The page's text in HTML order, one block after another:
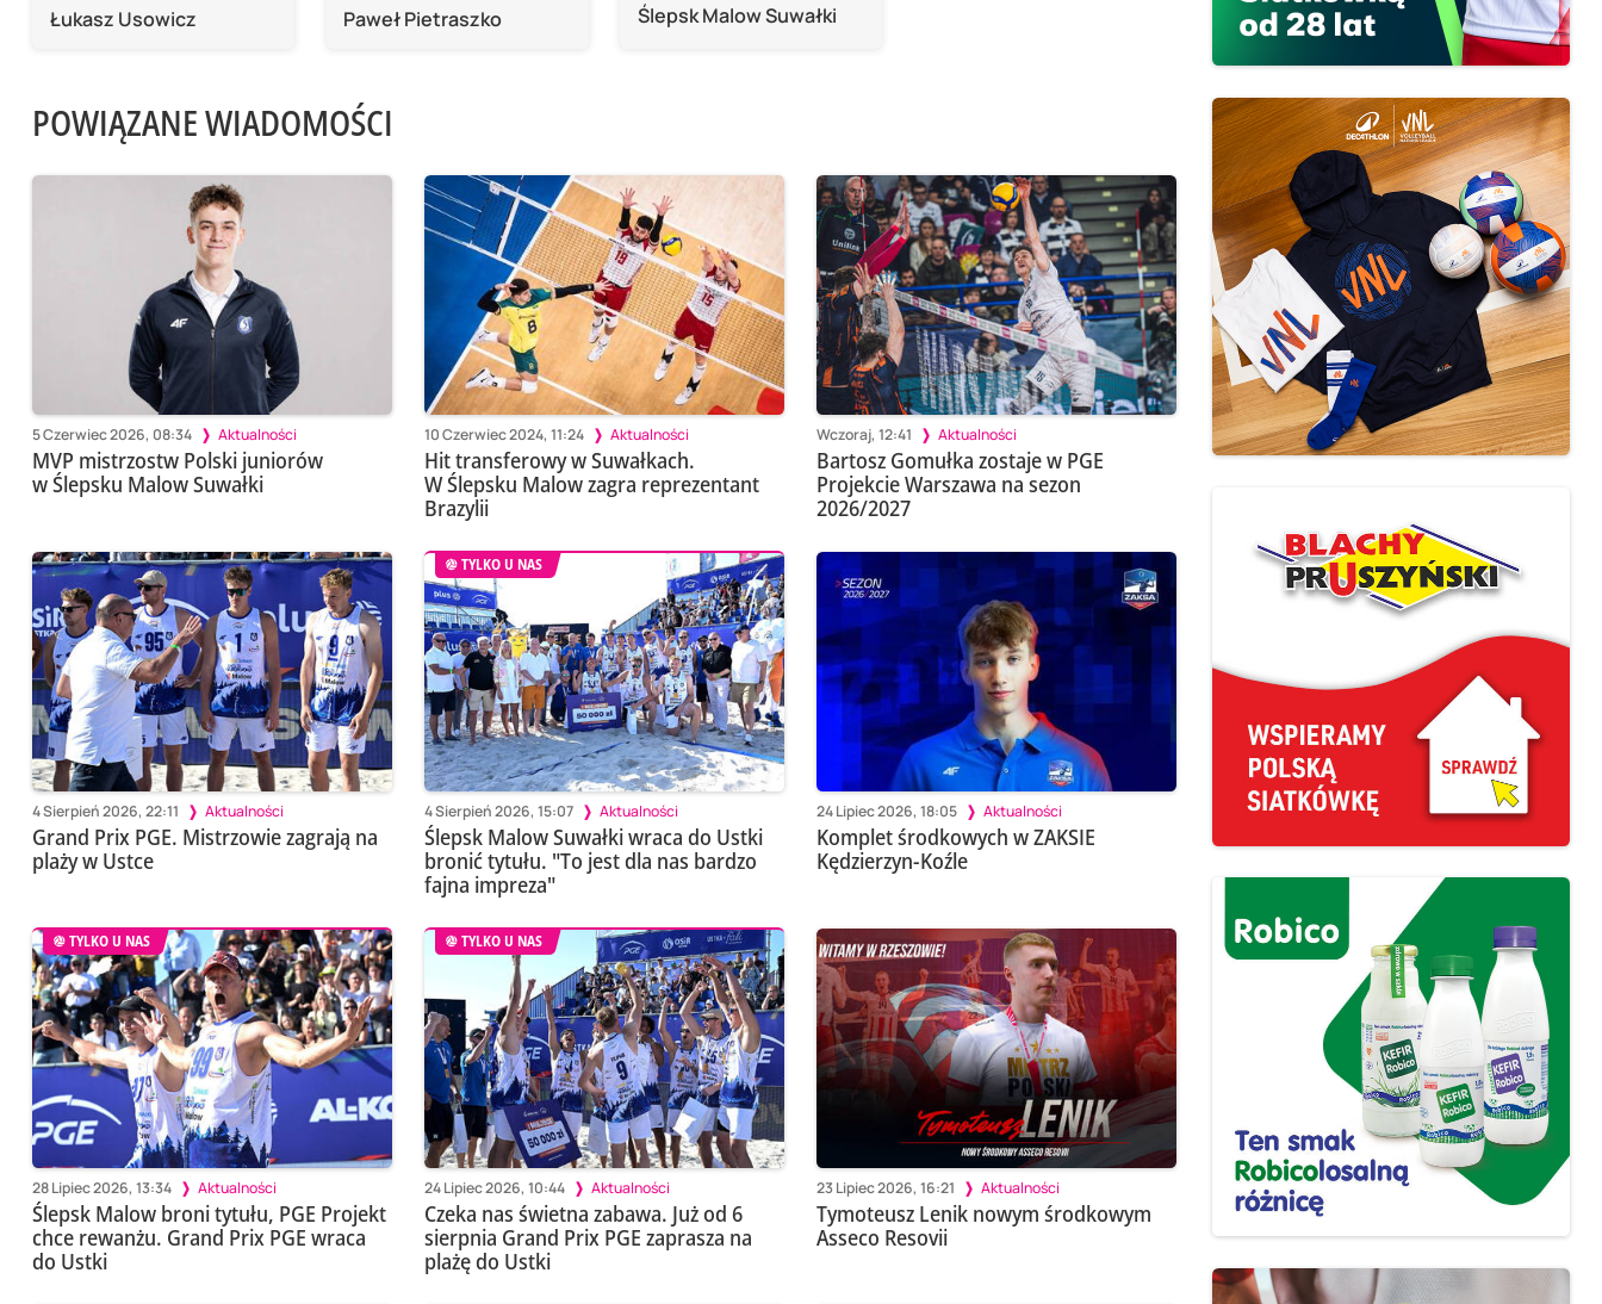
Łukasz Usowicz Paweł Pietraszko Ślepsk Malow Suwałki
POWIĄZANE WIADOMOŚCI
5 Czerwiec 2026, 08:34 Aktualności
MVP mistrzostw Polski juniorów
w Ślepsku Malow Suwałki
10 Czerwiec 2024, 11:24 Aktualności
Hit transferowy w Suwałkach.
W Ślepsku Malow zagra reprezentant
Brazylii
Wczoraj, 12:41 Aktualności
Bartosz Gomułka zostaje w PGE
Projekcie Warszawa na sezon
2026/2027
4 Sierpień 2026, 22:11 Aktualności
Grand Prix PGE. Mistrzowie zagrają na
plaży w Ustce
TYLKO U NAS
4 Sierpień 2026, 15:07 Aktualności
Ślepsk Malow Suwałki wraca do Ustki
bronić tytułu. "To jest dla nas bardzo
fajna impreza"
24 Lipiec 2026, 18:05 Aktualności
Komplet środkowych w ZAKSIE
Kędzierzyn-Koźle
TYLKO U NAS
28 Lipiec 2026, 13:34 Aktualności
Ślepsk Malow broni tytułu, PGE Projekt
chce rewanżu. Grand Prix PGE wraca
do Ustki
TYLKO U NAS
24 Lipiec 2026, 10:44 Aktualności
Czeka nas świetna zabawa. Już od 6
sierpnia Grand Prix PGE zaprasza na
plażę do Ustki
23 Lipiec 2026, 16:21 Aktualności
Tymoteusz Lenik nowym środkowym
Asseco Resovii